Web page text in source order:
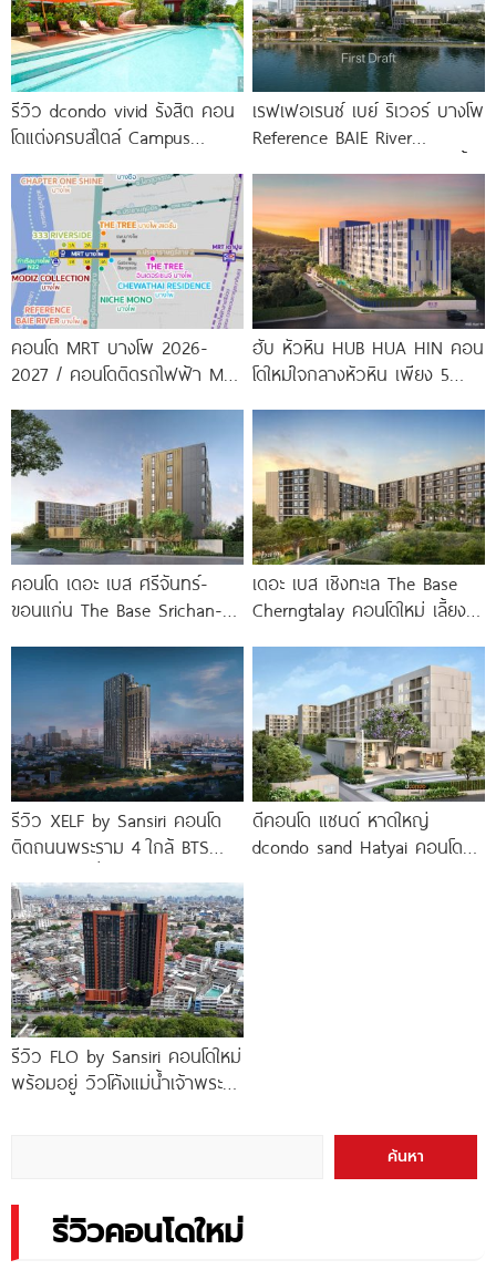
รีวิว dcondo vivid รังสิต คอน
โดแต่งครบสไตล์ Campus
พร้อมรับ-ส่ง
เรฟเฟอเรนซ์ เบย์ ริเวอร์ บางโพ
Reference BAIE River
จาก
คอนโด MRT บางโพ 2026-
2027 / คอนโดติดรถไฟฟ้า MRT
ฮับ หัวหิน HUB HUA HIN คอน
โดใหม่ใจกลางหัวหิน เพียง 5
คอนโด เดอะ เบส ศรีจันทร์-
ขอนแก่น The Base Srichan-
ขอนแก่น
เดอะ เบส เชิงทะเล The Base
Cherngtalay คอนโดใหม่ เลี้ยง
รีวิว XELF by Sansiri คอนโด
ติดถนนพระราม 4 ใกล้ BTS
ดีคอนโด แซนด์ หาดใหญ่
dcondo sand Hatyai คอนโด
รีวิว FLO by Sansiri คอนโดใหม่
พร้อมอยู่ วิวโค้งแม่น้ำเจ้าพระยา
ค้นหา
รีวิวคอนโดใหม่